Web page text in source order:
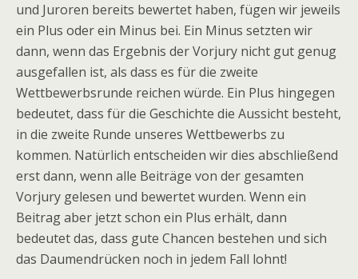
und Juroren bereits bewertet haben, fügen wir jeweils
ein Plus oder ein Minus bei. Ein Minus setzten wir
dann, wenn das Ergebnis der Vorjury nicht gut genug
ausgefallen ist, als dass es für die zweite
Wettbewerbsrunde reichen würde. Ein Plus hingegen
bedeutet, dass für die Geschichte die Aussicht besteht,
in die zweite Runde unseres Wettbewerbs zu
kommen. Natürlich entscheiden wir dies abschließend
erst dann, wenn alle Beiträge von der gesamten
Vorjury gelesen und bewertet wurden. Wenn ein
Beitrag aber jetzt schon ein Plus erhält, dann
bedeutet das, dass gute Chancen bestehen und sich
das Daumendrücken noch in jedem Fall lohnt!